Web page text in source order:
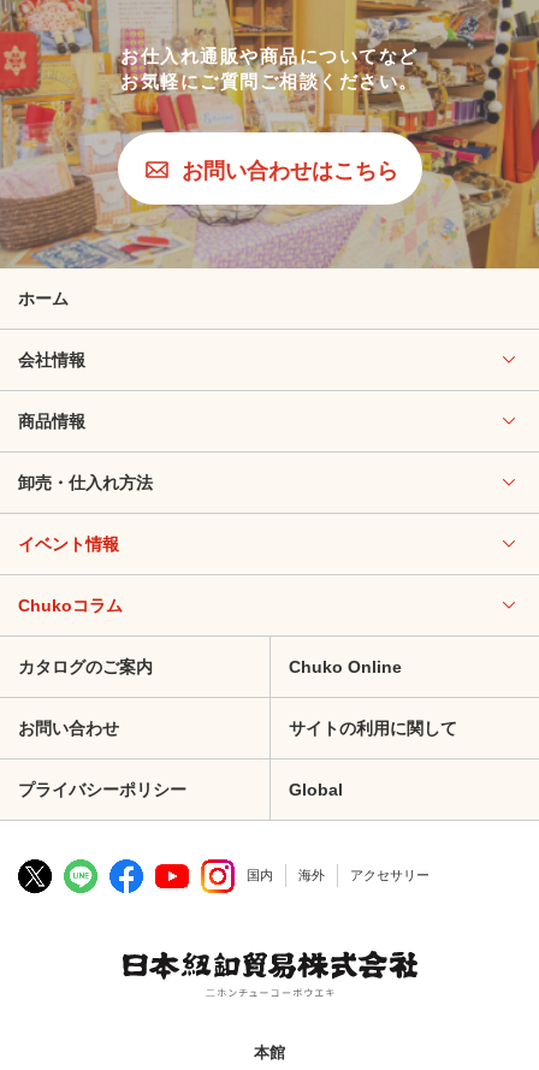
お仕入れ通販や商品についてなど
お気軽にご質問ご相談ください。
お問い合わせはこちら
ホーム
会社情報
商品情報
卸売・仕入れ方法
イベント情報
Chukoコラム
カタログのご案内 Chuko Online
お問い合わせ サイトの利用に関して
プライバシーポリシー Global
国内 海外 アクセサリー
本館